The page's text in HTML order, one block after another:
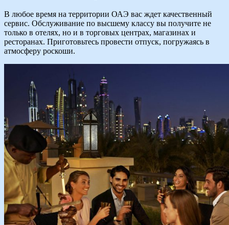
В любое время на территории ОАЭ вас ждет качественный
сервис. Обслуживание по высшему классу вы получите не
только в отелях, но и в торговых центрах, магазинах и
ресторанах. Приготовьтесь провести отпуск, погружаясь в
атмосферу роскоши.